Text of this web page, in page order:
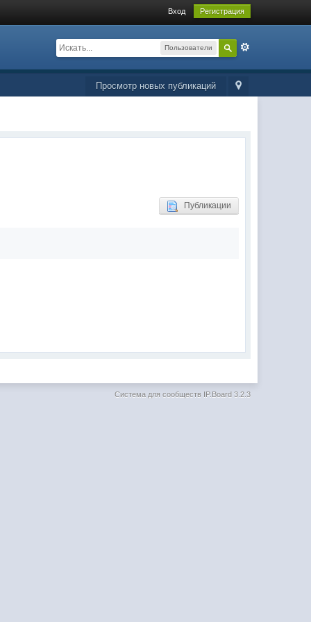
Вход Регистрация
Пользователи
Просмотр новых публикаций
Публикации
Система для сообществ IP.Board 3.2.3